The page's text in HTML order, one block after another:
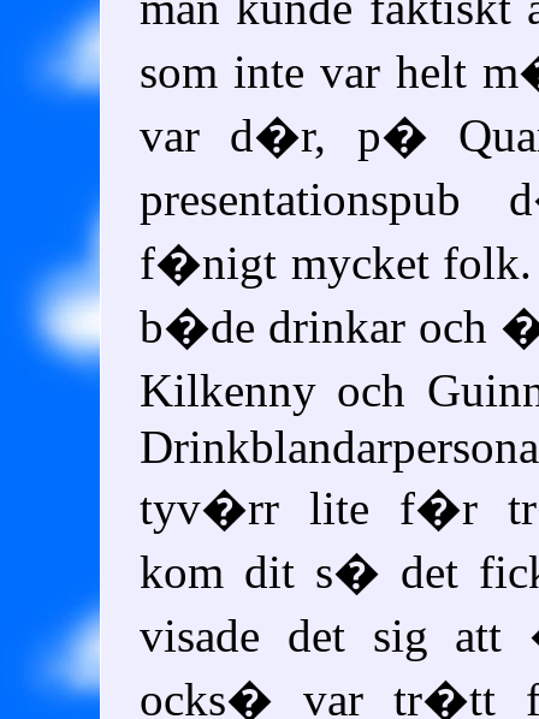
som inte var helt
var d�r, p�
f�nigt mycket folk.
b�de drinkar och
Kilkenny och
tyv�rr lite f�r
kom dit s� det
visade det sig att
ocks� var tr�tt